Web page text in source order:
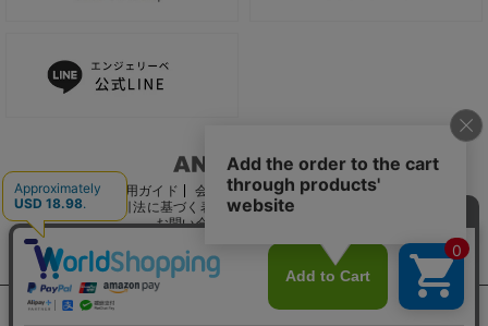
ご利用ガイド 会社概要 電子公告
利用規約
特定商取引法に基づく表記
個人情報保護方針
お問い合わせ
サイト内の文章、画像などの著作物はマルコ株式会社に属します。